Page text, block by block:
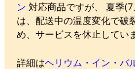
ン 対応商品ですが、 夏季
は、配送中の温度変化で破
め、サービスを休止してい
詳細はヘリウム・イン・バ